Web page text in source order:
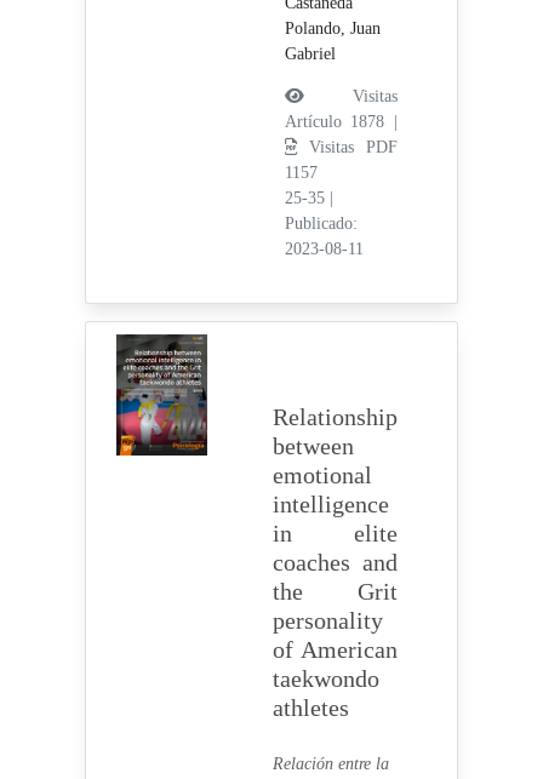
Polando, Juan
Gabriel
Visitas
Artículo 1878 |
Visitas PDF
1157
25-35
Publicado:
2023-08-11
Relationship
between
emotional
intelligence
in elite
coaches and
the Grit
personality
of American
taekwondo
athletes
Relación entre la